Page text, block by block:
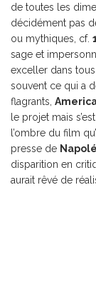
de toutes les
décidément pas
ou mythiques, cf.
sage et
exceller dans
souvent ce qui a
flagrants,
le projet mais
l’ombre du film
presse de
disparition en
aurait rêvé de